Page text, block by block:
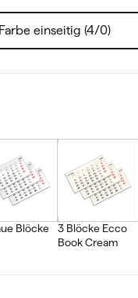
Farbe einseitig (4/0)
Blöcke
3 Blöcke Ecco
Book Cream